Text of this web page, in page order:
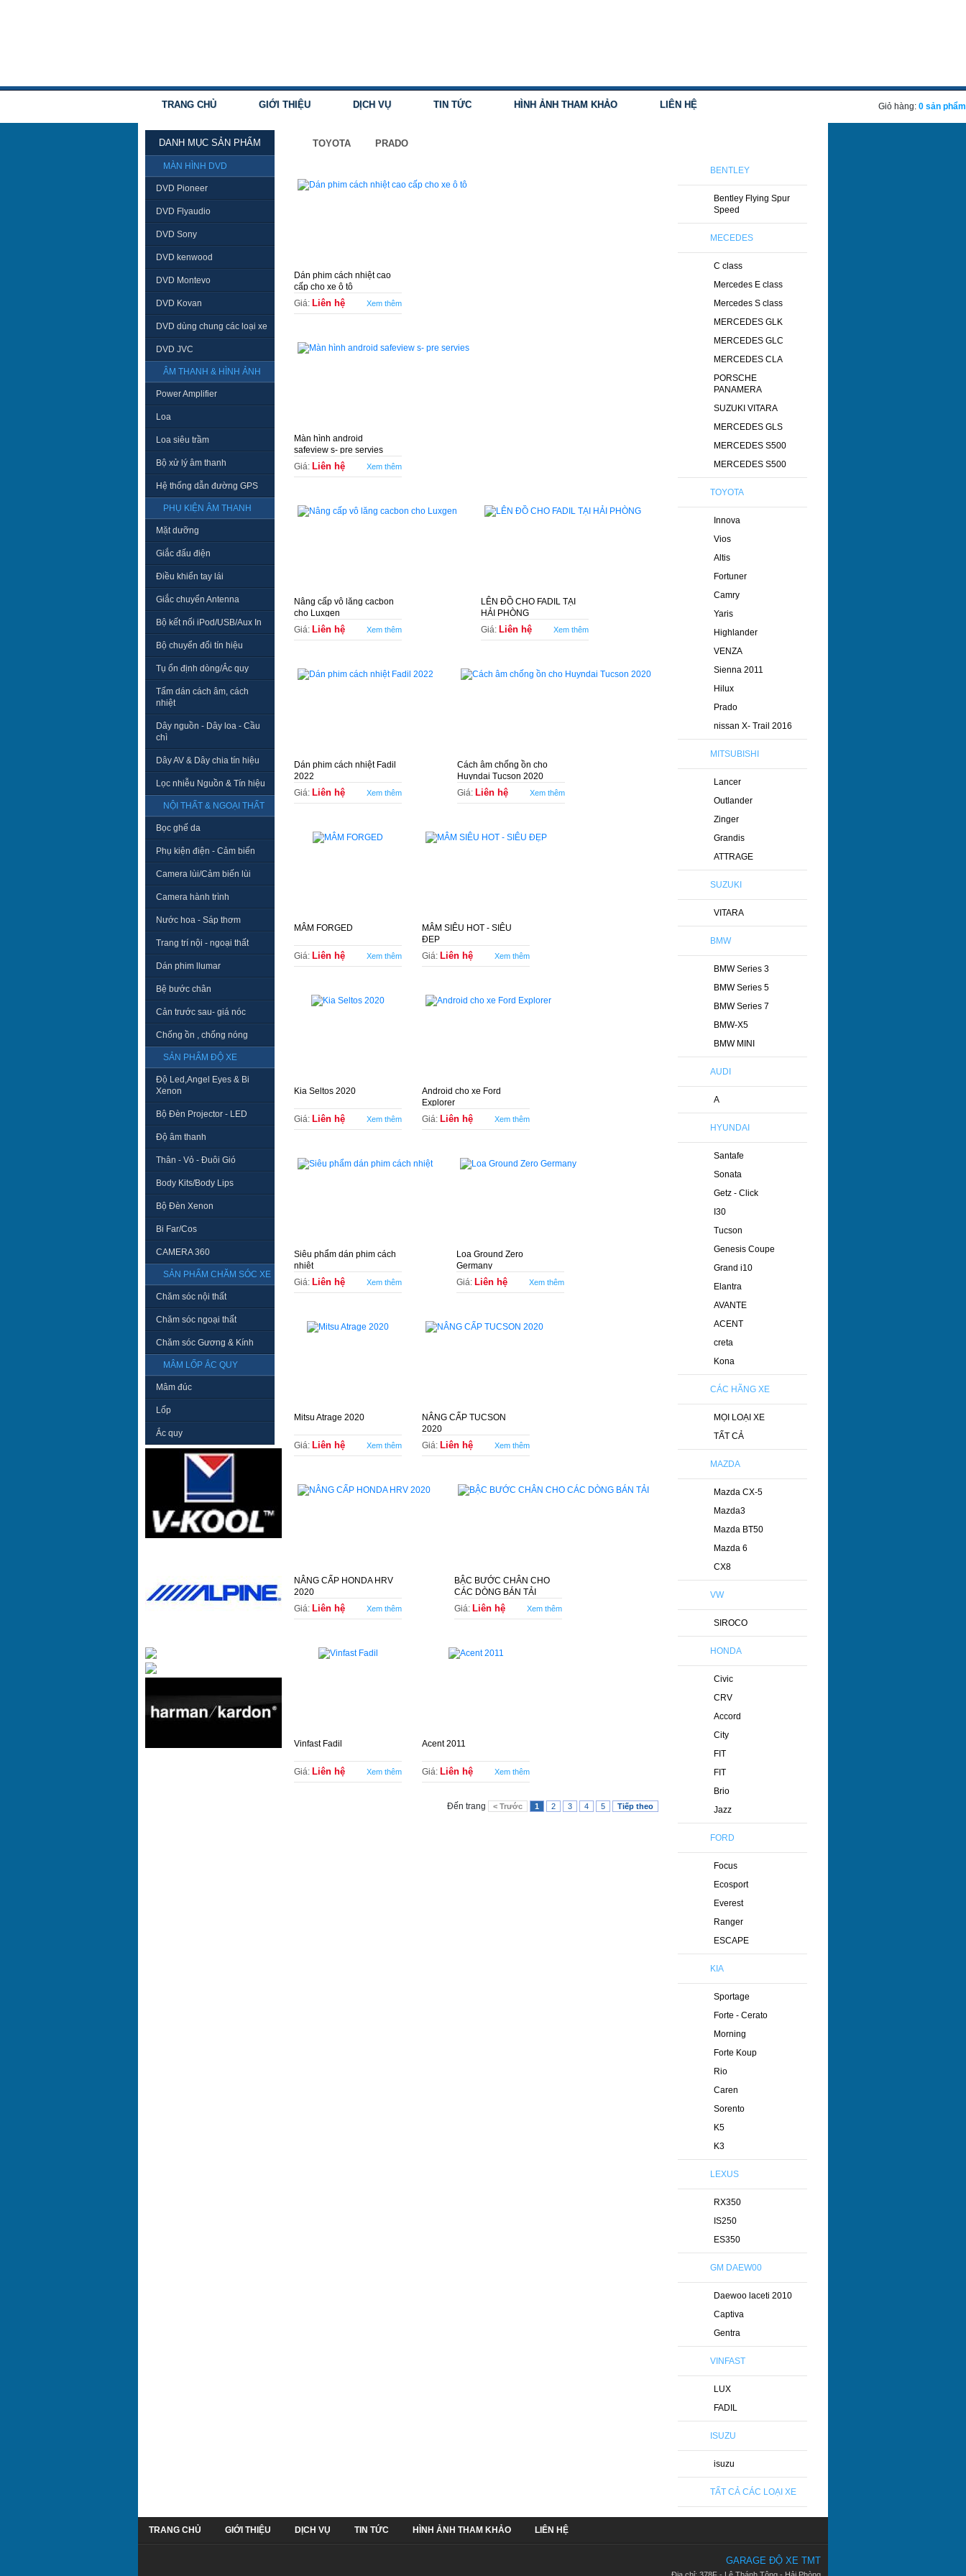
Giỏ hàng: 0 sản phẩm
TRANG CHỦ GIỚI THIỆU DỊCH VỤ TIN TỨC HÌNH ẢNH THAM KHẢO LIÊN HỆ
DANH MỤC SẢN PHẨM
MÀN HÌNH DVD
DVD Pioneer
DVD Flyaudio
DVD Sony
DVD kenwood
DVD Montevo
DVD Kovan
DVD dùng chung các loại xe
DVD JVC
ÂM THANH & HÌNH ẢNH
Power Amplifier
Loa
Loa siêu trầm
Bộ xử lý âm thanh
Hệ thống dẫn đường GPS
PHỤ KIỆN ÂM THANH
Mặt dưỡng
Giắc đấu điện
Điều khiển tay lái
Giắc chuyển Antenna
Bộ kết nối iPod/USB/Aux In
Bộ chuyển đổi tín hiệu
Tụ ổn định dòng/Ắc quy
Tấm dán cách âm, cách
nhiệt
Dây nguồn - Dây loa - Cầu
chì
Dây AV & Dây chia tín hiệu
Lọc nhiễu Nguồn & Tín hiệu
NỘI THẤT & NGOẠI THẤT
Bọc ghế da
Phụ kiện điện - Cảm biến
Camera lùi/Cảm biến lùi
Camera hành trình
Nước hoa - Sáp thơm
Trang trí nội - ngoại thất
Dán phim llumar
Bệ bước chân
Cản trước sau- giá nóc
Chống ồn , chống nóng
SẢN PHẨM ĐỘ XE
Độ Led,Angel Eyes & Bi
Xenon
Bộ Đèn Projector - LED
Độ âm thanh
Thân - Vỏ - Đuôi Gió
Body Kits/Body Lips
Bộ Đèn Xenon
Bi Far/Cos
CAMERA 360
SẢN PHẨM CHĂM SÓC XE
Chăm sóc nội thất
Chăm sóc ngoại thất
Chăm sóc Gương & Kính
MÂM LỐP ẮC QUY
Mâm đúc
Lốp
Ắc quy
TOYOTA PRADO
Dán phim cách nhiệt cao
cấp cho xe ô tô
Giá: Liên hệ Xem thêm
Màn hình android
safeview s- pre servies
Giá: Liên hệ Xem thêm
Nâng cấp vô lăng cacbon
cho Luxgen
Giá: Liên hệ Xem thêm
LÊN ĐỒ CHO FADIL TẠI
HẢI PHÒNG
Giá: Liên hệ Xem thêm
Dán phim cách nhiệt Fadil
2022
Giá: Liên hệ Xem thêm
Cách âm chống ồn cho
Huyndai Tucson 2020
Giá: Liên hệ Xem thêm
MÂM FORGED
Giá: Liên hệ Xem thêm
MÂM SIÊU HOT - SIÊU
ĐẸP
Giá: Liên hệ Xem thêm
Kia Seltos 2020
Giá: Liên hệ Xem thêm
Android cho xe Ford
Explorer
Giá: Liên hệ Xem thêm
Siêu phẩm dán phim cách
nhiệt
Giá: Liên hệ Xem thêm
Loa Ground Zero
Germany
Giá: Liên hệ Xem thêm
Mitsu Atrage 2020
Giá: Liên hệ Xem thêm
NÂNG CẤP TUCSON
2020
Giá: Liên hệ Xem thêm
NÂNG CẤP HONDA HRV
2020
Giá: Liên hệ Xem thêm
BẬC BƯỚC CHÂN CHO
CÁC DÒNG BÁN TẢI
Giá: Liên hệ Xem thêm
Vinfast Fadil
Giá: Liên hệ Xem thêm
Acent 2011
Giá: Liên hệ Xem thêm
Đến trang < Trước 1 2 3 4 5 Tiếp theo
BENTLEY
Bentley Flying Spur
Speed
MECEDES
C class
Mercedes E class
Mercedes S class
MERCEDES GLK
MERCEDES GLC
MERCEDES CLA
PORSCHE
PANAMERA
SUZUKI VITARA
MERCEDES GLS
MERCEDES S500
MERCEDES S500
TOYOTA
Innova
Vios
Altis
Fortuner
Camry
Yaris
Highlander
VENZA
Sienna 2011
Hilux
Prado
nissan X- Trail 2016
MITSUBISHI
Lancer
Outlander
Zinger
Grandis
ATTRAGE
SUZUKI
VITARA
BMW
BMW Series 3
BMW Series 5
BMW Series 7
BMW-X5
BMW MINI
AUDI
A
HYUNDAI
Santafe
Sonata
Getz - Click
I30
Tucson
Genesis Coupe
Grand i10
Elantra
AVANTE
ACENT
creta
Kona
CÁC HÃNG XE
MỌI LOẠI XE
TẤT CẢ
MAZDA
Mazda CX-5
Mazda3
Mazda BT50
Mazda 6
CX8
VW
SIROCO
HONDA
Civic
CRV
Accord
City
FIT
FIT
Brio
Jazz
FORD
Focus
Ecosport
Everest
Ranger
ESCAPE
KIA
Sportage
Forte - Cerato
Morning
Forte Koup
Rio
Caren
Sorento
K5
K3
LEXUS
RX350
IS250
ES350
GM DAEW00
Daewoo laceti 2010
Captiva
Gentra
VINFAST
LUX
FADIL
ISUZU
isuzu
TẤT CẢ CÁC LOẠI XE
TRANG CHỦ GIỚI THIỆU DỊCH VỤ TIN TỨC HÌNH ẢNH THAM KHẢO LIÊN HỆ
GARAGE ĐỘ XE TMT